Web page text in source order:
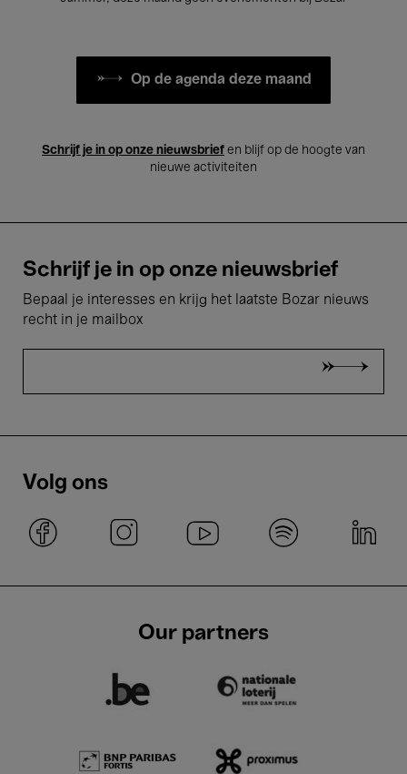
Op de agenda deze maand
Schrijf je in op onze nieuwsbrief en blijf op de hoogte van
nieuwe activiteiten
Schrijf je in op onze nieuwsbrief
Bepaal je interesses en krijg het laatste Bozar nieuws
recht in je mailbox
Volg ons
Our partners